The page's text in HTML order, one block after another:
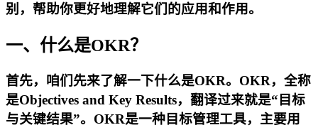
别，帮助你更好地理解它们的应用和作用。
一、什么是OKR？
首先，咱们先来了解一下什么是OKR。OKR，全称
是Objectives and Key Results，翻译过来就是“目标
与关键结果”。OKR是一种目标管理工具，主要用